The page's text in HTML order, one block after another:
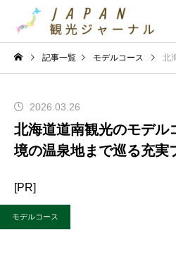
記事一覧 モデルコース 北海道
2026.03.26
北海道道南観光のモデル
境の温泉地まで巡る充実
[PR]
モデルコース